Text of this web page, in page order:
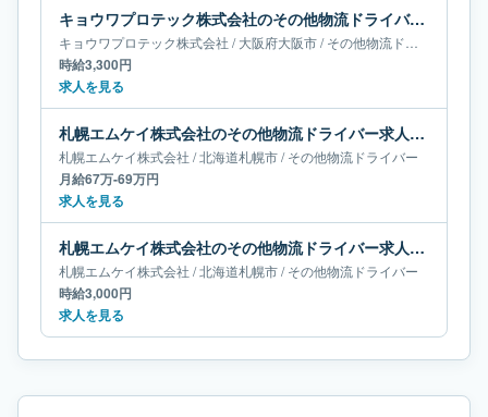
キョウワプロテック株式会社のその他物流ドライバー求人｜大阪府大阪市
キョウワプロテック株式会社 /大阪府大阪市/その他物流ドライバー
時給3,300円
求人を見る
札幌エムケイ株式会社のその他物流ドライバー求人｜北海道札幌市｜月給67万-69万円
札幌エムケイ株式会社 /北海道札幌市/その他物流ドライバー
月給67万-69万円
求人を見る
札幌エムケイ株式会社のその他物流ドライバー求人｜北海道札幌市
札幌エムケイ株式会社 /北海道札幌市/その他物流ドライバー
時給3,000円
求人を見る